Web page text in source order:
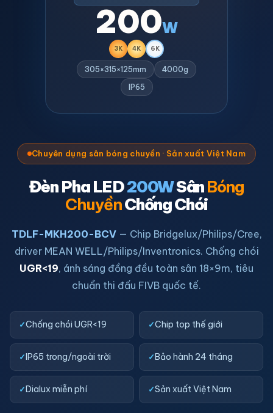
Chuyên dụng sân bóng chuyền · Sản xuất Việt Nam
Đèn Pha LED200WSânBóng
ChuyềnChống Chói
TDLF-MKH200-BCV— Chip Bridgelux/Philips/Cree,
driver MEAN WELL/Philips/Inventronics. Chống chói
UGR<19, ánh sáng đồng đều toàn sân 18×9m, tiêu
chuẩn thi đấu FIVB quốc tế.
Chống chói UGR<19 Chip top thế giới
IP65 trong/ngoài trời Bảo hành 24 tháng
Dialux miễn phí Sản xuất Việt Nam
200W
3K 4K 6K
305×315×125mm
4000g
IP65